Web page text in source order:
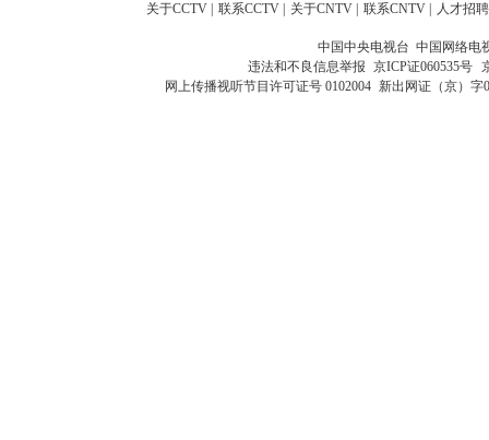
关于CCTV 联系CCTV 关于CNTV 联系CNTV 人才招聘
中国中央电视台 中国网络电
违法和不良信息举报 京ICP证060535号
网上传播视听节目许可证号 0102004 新出网证（京）